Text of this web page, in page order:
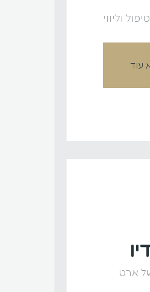
וליווי
עוד
ארט